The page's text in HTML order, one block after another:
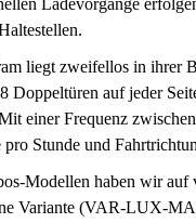
Ladevorgänge
liegt zweifellos in ihrer
Doppeltüren auf jeder
einer Frequenz
Stunde und
Modellen haben wir auf
Variante (VAR-LUX-